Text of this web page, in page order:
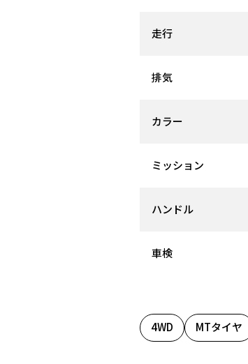
走行
排気
カラー
ミッション
ハンドル
車検
4WD MTタイヤ